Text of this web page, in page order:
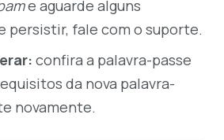
e aguarde alguns
persistir, fale com o suporte.
confira a palavra-passe
da nova palavra-
novamente.